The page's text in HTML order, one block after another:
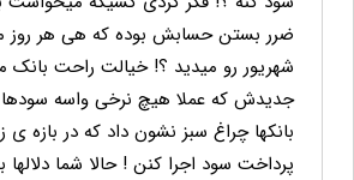
ضرر بستن حسابش بوده که هی هر روز
شهریور رو میدید ؟! خیالت راحت بانک
جدیدش که عملا هیچ نرخی واسه سودها
بانکها چراغ سبز نشون داد که در بازه ی
پرداخت سود اجرا کنن ! حالا شما دلالها